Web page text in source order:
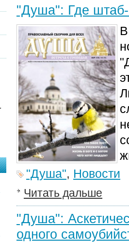
"Душа": Где штаб-
"Душа", Новости
Читать дальше
"Душа":
одного